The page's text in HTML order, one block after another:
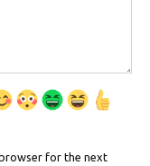
for the next